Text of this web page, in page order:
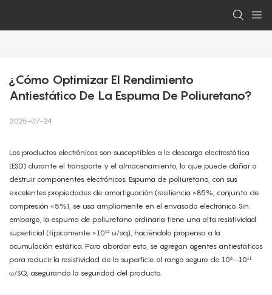
¿Cómo Optimizar El Rendimiento
Antiestático De La Espuma De Poliuretano?
2025-07-24
Los productos electrónicos son susceptibles a la descarga electrostática
(ESD) durante el transporte y el almacenamiento, lo que puede dañar o
destruir componentes electrónicos. Espuma de poliuretano, con sus
excelentes propiedades de amortiguación (resiliencia >85%, conjunto de
compresión <5%), se usa ampliamente en el envasado electrónico. Sin
embargo, la espuma de poliuretano ordinaria tiene una alta resistividad
superficial (típicamente >10¹² ω/sq), haciéndolo propenso a la
acumulación estática. Para abordar esto, se agregan agentes antiestáticos
para reducir la resistividad de la superficie al rango seguro de 10⁸–10¹¹
ω/SQ, asegurando la seguridad del producto.